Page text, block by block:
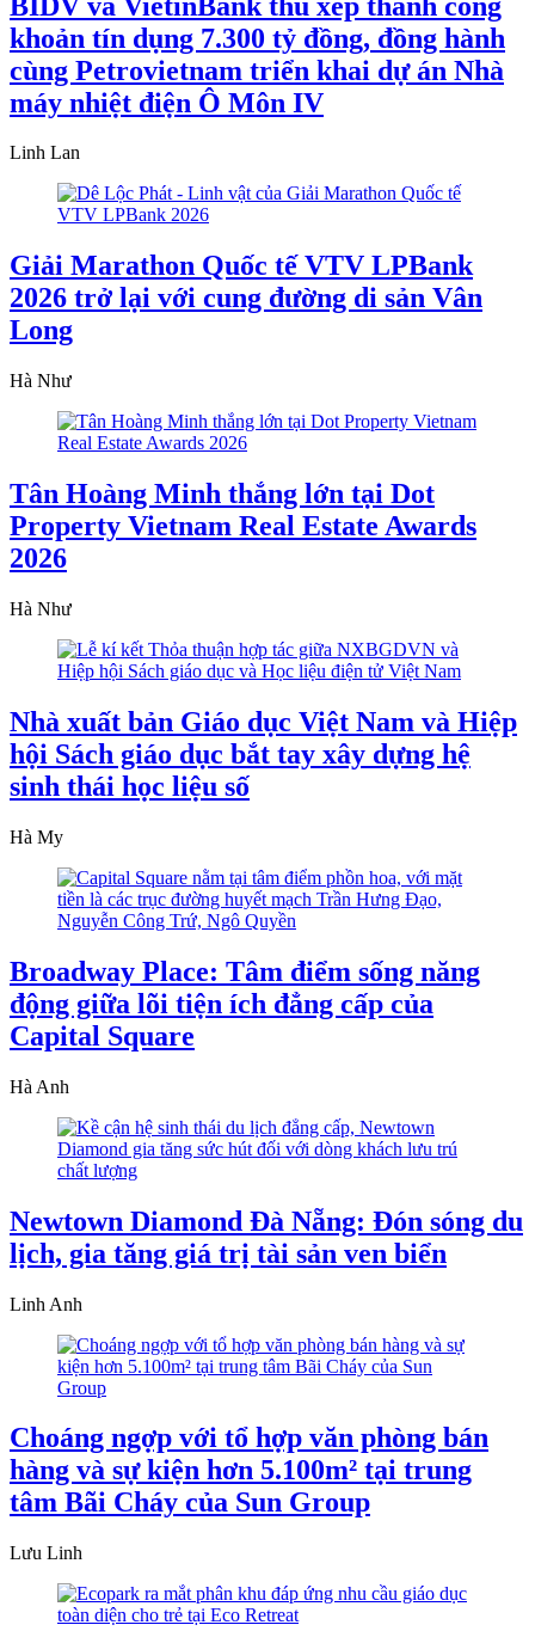
khoản tín dụng 7.300 tỷ đồng, đồng hành
cùng Petrovietnam triển khai dự án Nhà
máy nhiệt điện Ô Môn IV
Linh Lan
Giải Marathon Quốc tế VTV LPBank
2026 trở lại với cung đường di sản Vân
Long
Hà Như
Tân Hoàng Minh thắng lớn tại Dot
Property Vietnam Real Estate Awards
2026
Hà Như
Nhà xuất bản Giáo dục Việt Nam và Hiệp
hội Sách giáo dục bắt tay xây dựng hệ
sinh thái học liệu số
Hà My
Broadway Place: Tâm điểm sống năng
động giữa lõi tiện ích đẳng cấp của
Capital Square
Hà Anh
Newtown Diamond Đà Nẵng: Đón sóng du
lịch, gia tăng giá trị tài sản ven biển
Linh Anh
Choáng ngợp với tổ hợp văn phòng bán
hàng và sự kiện hơn 5.100m² tại trung
tâm Bãi Cháy của Sun Group
Lưu Linh